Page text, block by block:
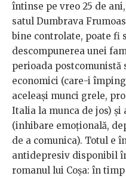
întinse pe vreo 25 de
satul Dumbrava
bine controlate, poate fi
descompunerea unei
perioada
economici (care-i
aceleași munci grele,
Italia la munca de jos)
(inhibare emoțională,
de a comunica). Totul e
antidepresiv disponibil
romanul lui Coșa: în